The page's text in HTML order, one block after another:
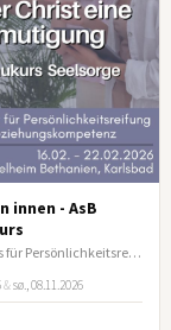
innen - AsB
Aufbaukurs für Persönlichkeitsreifung und Beziehungskompetenz
&sø., 08.11.2026